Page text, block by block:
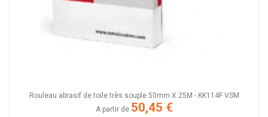
Rouleau abrasif de toile très souple 50mm X 25M - KK114F VSM
A partir de 50,45 €